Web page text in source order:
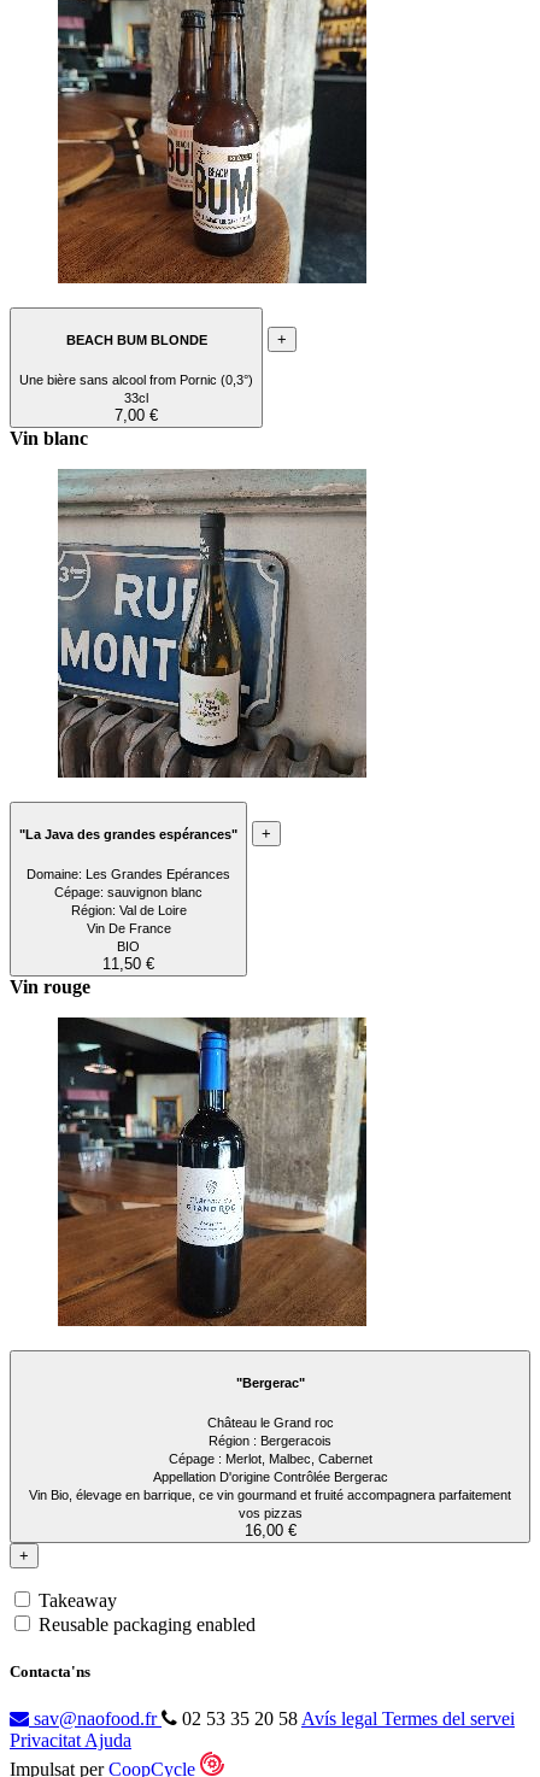
BEACH BUM BLONDE
Une bière sans alcool from Pornic (0,3°)
33cl
7,00 €
+
Vin blanc
"La Java des grandes espérances"
Domaine: Les Grandes Epérances
Cépage: sauvignon blanc
Région: Val de Loire
Vin De France
BIO
11,50 €
+
Vin rouge
"Bergerac"
Château le Grand roc
Région : Bergeracois
Cépage : Merlot, Malbec, Cabernet
Appellation D'origine Contrôlée Bergerac
Vin Bio, élevage en barrique, ce vin gourmand et fruité accompagnera parfaitement
vos pizzas
16,00 €
+
Takeaway
Reusable packaging enabled
Contacta'ns
sav@naofood.fr 02 53 35 20 58 Avís legal Termes del servei
Privacitat Ajuda
Impulsat perCoopCycle